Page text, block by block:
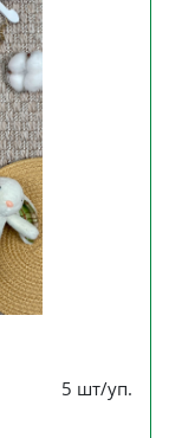
5 шт/уп.